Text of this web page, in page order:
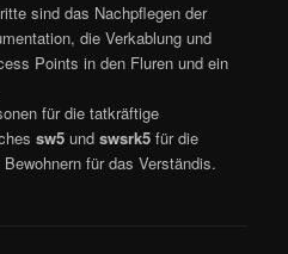
sind das Nachpflegen der
die Verkablung und
Points in den Fluren und ein
für die tatkräftige
sw5 undswsrk5 für die
für das Verständis.